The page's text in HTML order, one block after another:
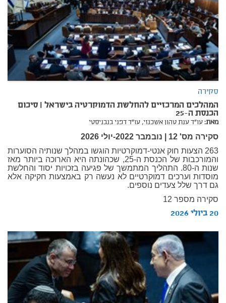
סקירה
המהלכים המרכזיים להחלשת הדמוקרטיה בישראל | סיכום
הכנסת ה-25
מאת:עו"ד ענת טהון אשכנזי, עו"ד דפני בנבניסטי
סקירה מס' 12 | נובמבר 2022-יולי 2026
263 הצעות חוק אנטי-דמוקרטיות הוגשו במהלך שנותיה הסוערות
והמורכבות של הכנסת ה-25, שכהונתה היא הארוכה ביותר מאז
שנות ה-80. התהליך המתמשך של פגיעה בזכויות יסוד והחלשת
מוסדות וערכים דמוקרטיים לא נעשה רק באמצעות חקיקה אלא
גם דרך שלל צעדים נוספים.
סקירה מספר 12
20 ביולי 2026